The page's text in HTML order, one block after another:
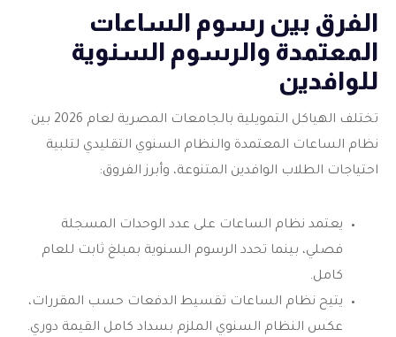
الفرق بين رسوم الساعات
المعتمدة والرسوم السنوية
للوافدين
تختلف الهياكل التمويلية بالجامعات المصرية لعام 2026 بين
نظام الساعات المعتمدة والنظام السنوي التقليدي لتلبية
احتياجات الطلاب الوافدين المتنوعة، وأبرز الفروق:
يعتمد نظام الساعات على عدد الوحدات المسجلة
فصلي، بينما تحدد الرسوم السنوية بمبلغ ثابت للعام
كامل.
يتيح نظام الساعات تقسيط الدفعات حسب المقررات،
عكس النظام السنوي الملزم بسداد كامل القيمة دوري.